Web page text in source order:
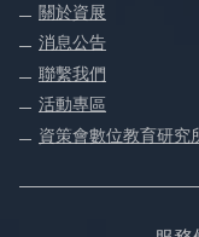
關於資展
消息公告
聯繫我們
活動專區
資策會數位教育研究